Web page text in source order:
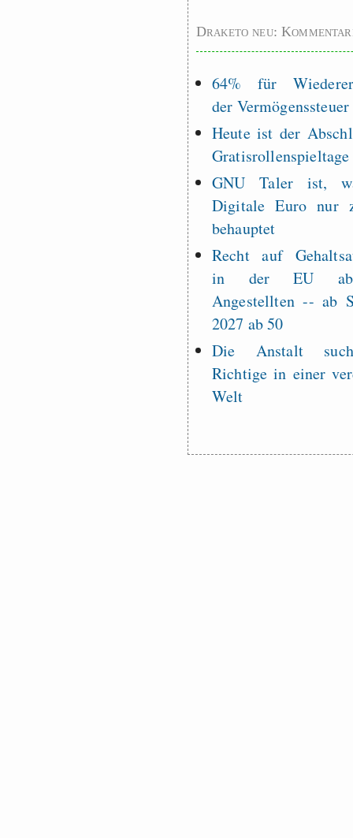
Draketo neu:
64% für
der Vermögenssteuer
Heute ist der
GNU Taler ist,
Digitale Euro nur
behauptet
Recht auf
in der EU
Angestellten -- ab
2027 ab 50
Die Anstalt
Richtige in einer
Welt